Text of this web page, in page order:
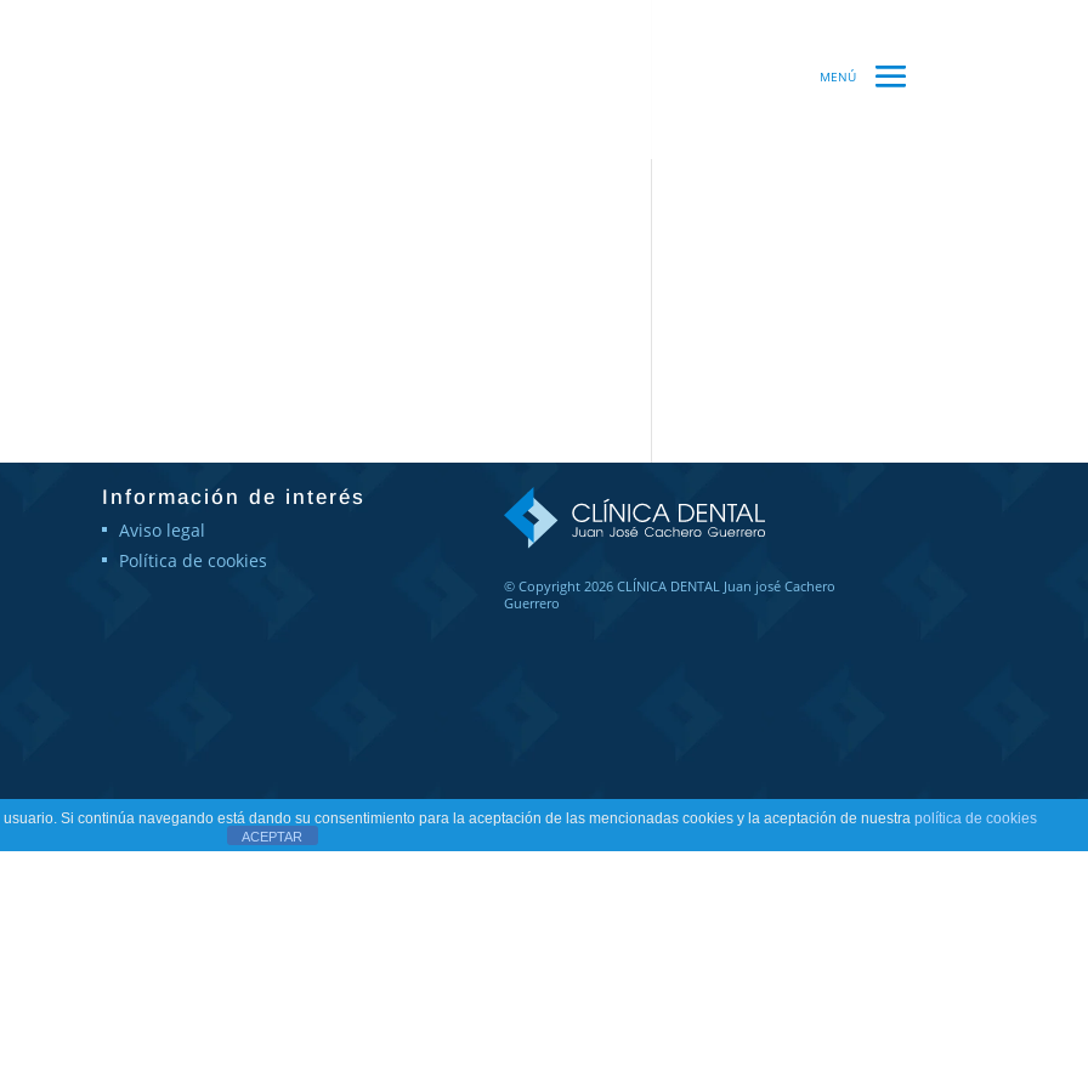
Información de interés
Aviso legal
Política de cookies
© Copyright 2026 CLÍNICA DENTAL Juan josé Cachero
Guerrero
Si continúa navegando está dando su consentimiento para la aceptación de las mencionadas cookies y la aceptación de nuestra política de cookies
ACEPTAR